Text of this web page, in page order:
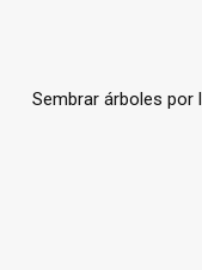
Sembrar árboles por